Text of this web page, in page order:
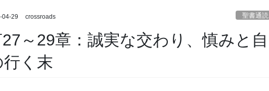
04-29 crossroads 聖書通読
～29章：誠実な交わり、慎みと自
く末